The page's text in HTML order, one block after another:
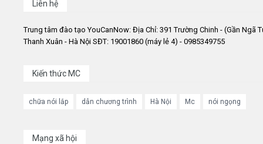
Liên hệ
Trung tâm đào tạo YouCanNow: Địa Chỉ: 391 Trường Chinh - (Gần Ngã
Thanh Xuân - Hà Nội SĐT: 19001860 (máy lẻ 4) - 0985349755
Kiến thức MC
chữa nói lắp dẫn chương trình Hà Nội Mc nói ngọng
Mạng xã hội